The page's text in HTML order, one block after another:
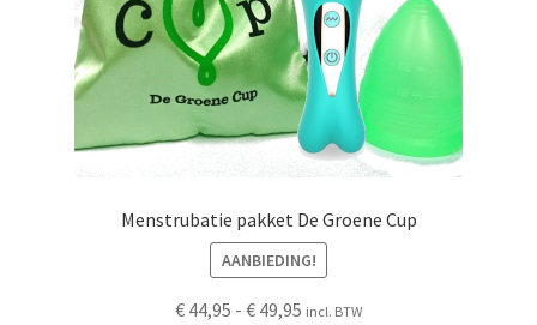
Menstrubatie pakket De Groene Cup
AANBIEDING!
€ 44,95 - € 49,95 Prijsklasse:
incl. BTW